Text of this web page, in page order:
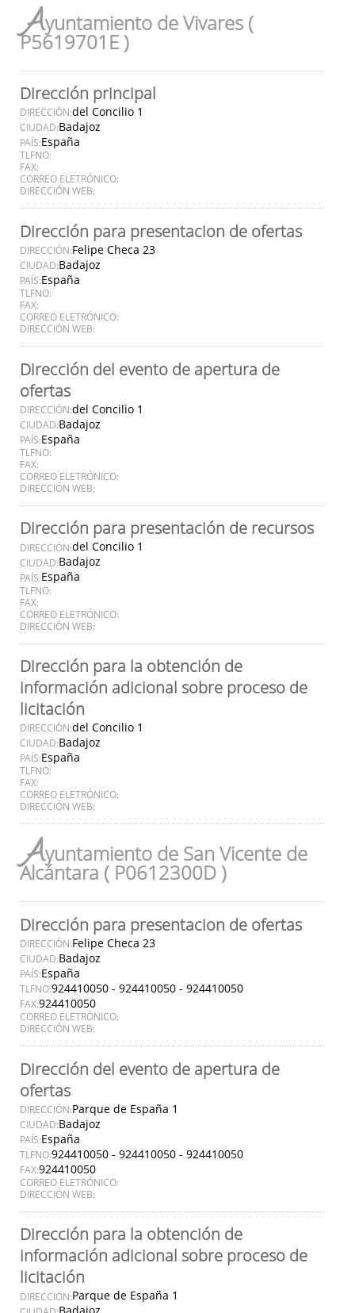
Ayuntamiento de Vivares (
P5619701E )
Dirección principal
DIRECCIÓN:del Concilio 1
CIUDAD:Badajoz
PAÍS:España
TLFNO:
FAX:
CORREO ELETRÓNICO:
DIRECCIÓN WEB:
Dirección para presentacion de ofertas
DIRECCIÓN:Felipe Checa 23
CIUDAD:Badajoz
PAÍS:España
TLFNO:
FAX:
CORREO ELETRÓNICO:
DIRECCIÓN WEB:
Dirección del evento de apertura de
ofertas
DIRECCIÓN:del Concilio 1
CIUDAD:Badajoz
PAÍS:España
TLFNO:
FAX:
CORREO ELETRÓNICO:
DIRECCIÓN WEB:
Dirección para presentación de recursos
DIRECCIÓN:del Concilio 1
CIUDAD:Badajoz
PAÍS:España
TLFNO:
FAX:
CORREO ELETRÓNICO:
DIRECCIÓN WEB:
Dirección para la obtención de
información adicional sobre proceso de
licitación
DIRECCIÓN:del Concilio 1
CIUDAD:Badajoz
PAÍS:España
TLFNO:
FAX:
CORREO ELETRÓNICO:
DIRECCIÓN WEB:
Ayuntamiento de San Vicente de
Alcántara ( P0612300D )
Dirección para presentacion de ofertas
DIRECCIÓN:Felipe Checa 23
CIUDAD:Badajoz
PAÍS:España
TLFNO:924410050 - 924410050 - 924410050
FAX:924410050
CORREO ELETRÓNICO:
DIRECCIÓN WEB:
Dirección del evento de apertura de
ofertas
DIRECCIÓN:Parque de España 1
CIUDAD:Badajoz
PAÍS:España
TLFNO:924410050 - 924410050 - 924410050
FAX:924410050
CORREO ELETRÓNICO:
DIRECCIÓN WEB:
Dirección para la obtención de
información adicional sobre proceso de
licitación
DIRECCIÓN:Parque de España 1